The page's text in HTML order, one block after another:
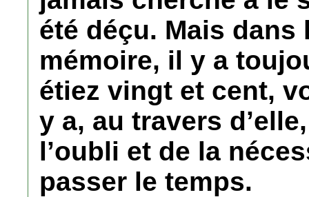
été déçu. Mais
mémoire, il y a
étiez vingt et cent,
y a, au travers
l’oubli et de la
passer le temps.